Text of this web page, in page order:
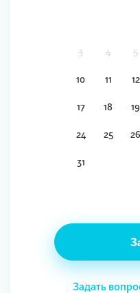
3 4 5
10 11 12
17 18 19
24 25 26
31
Задать